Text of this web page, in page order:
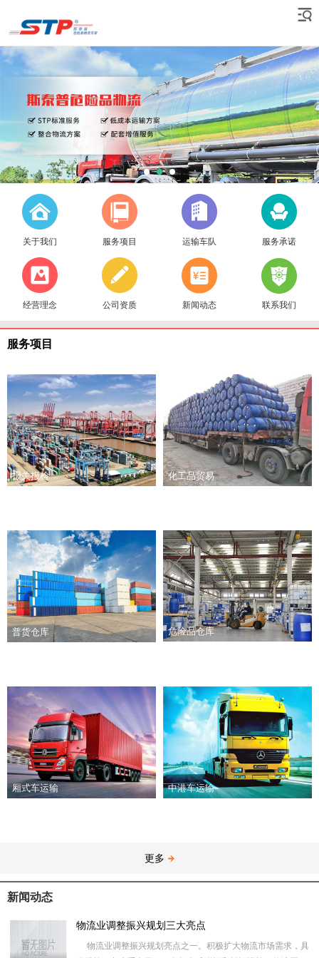
关于我们 服务项目 运输车队 服务承诺
经营理念 公司资质 新闻动态 联系我们
服务项目
报关报检 化工品贸易
普货仓库 危险品仓库
厢式车运输 中港车运输
更多
新闻动态
物流业调整振兴规划三大亮点
物流业调整振兴规划亮点之一。积极扩大物流市场需求，具